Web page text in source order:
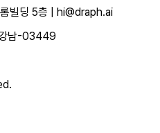
빌딩 5층
hi@draph.ai
남-03449